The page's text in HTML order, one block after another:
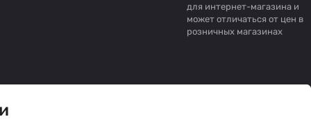
для интернет-магазина и
может отличаться от цен в
розничных магазинах